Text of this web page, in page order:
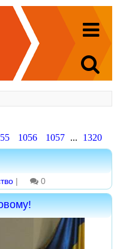
1056 1057 ... 1320
| 0